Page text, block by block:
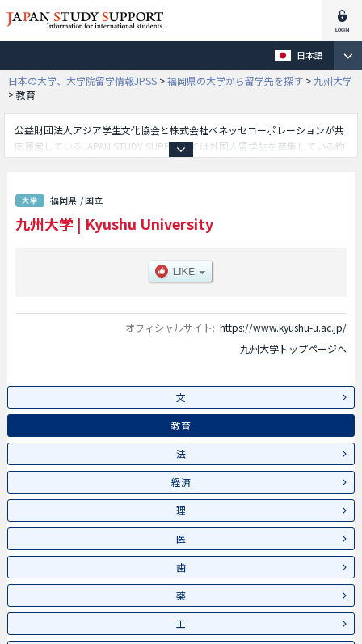
日本語
日本の大学、大学院留学情報JPSS >福岡県の大学から留学先を探す > 九州大学
>教育
公益財団法人アジア学生文化協会と株式会社ベネッセコーポレーションが共
同運営しているJAPAN STUDY SUPPORTでは外国人留学生を募集している約
法学部や経済学部や理学部や医学部や歯学部や薬学部や工学部や農学部や芸
術工学部や学士課程国際コース（工学部）学部や学士課程国際コース（農学
部）学部や共創学部等、学部別情報や、募集定員や合格者数など入試情報、
福岡県 / 国立
九州大学 | Kyushu University
オフィシャルサイト: https://www.kyushu-u.ac.jp/
九州大学トップページへ
文
教育
法
経済
理
医
歯
薬
工